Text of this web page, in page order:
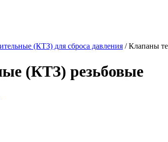
(КТЗ) для сброса давления / Клапаны
(КТЗ) резьбовые